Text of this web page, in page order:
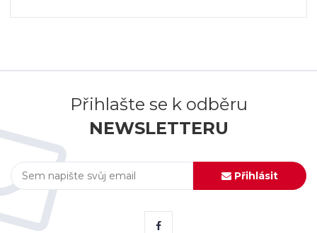
Přihlašte se k odběru
NEWSLETTERU
Přihlásit